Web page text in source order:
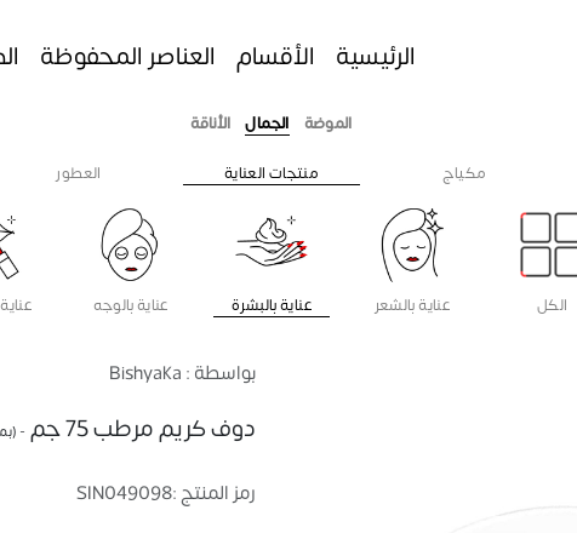
الرئيسية الأقسام العناصر المحفوظة
الموضة الجمال الأناقة
مكياج منتجات العناية العطور
الكل عناية بالشعر عناية بالبشرة عناية بالوجه
بواسطة : Bishyaka
دوف كريم مرطب 75 جم -
رمز المنتج :SIN049098